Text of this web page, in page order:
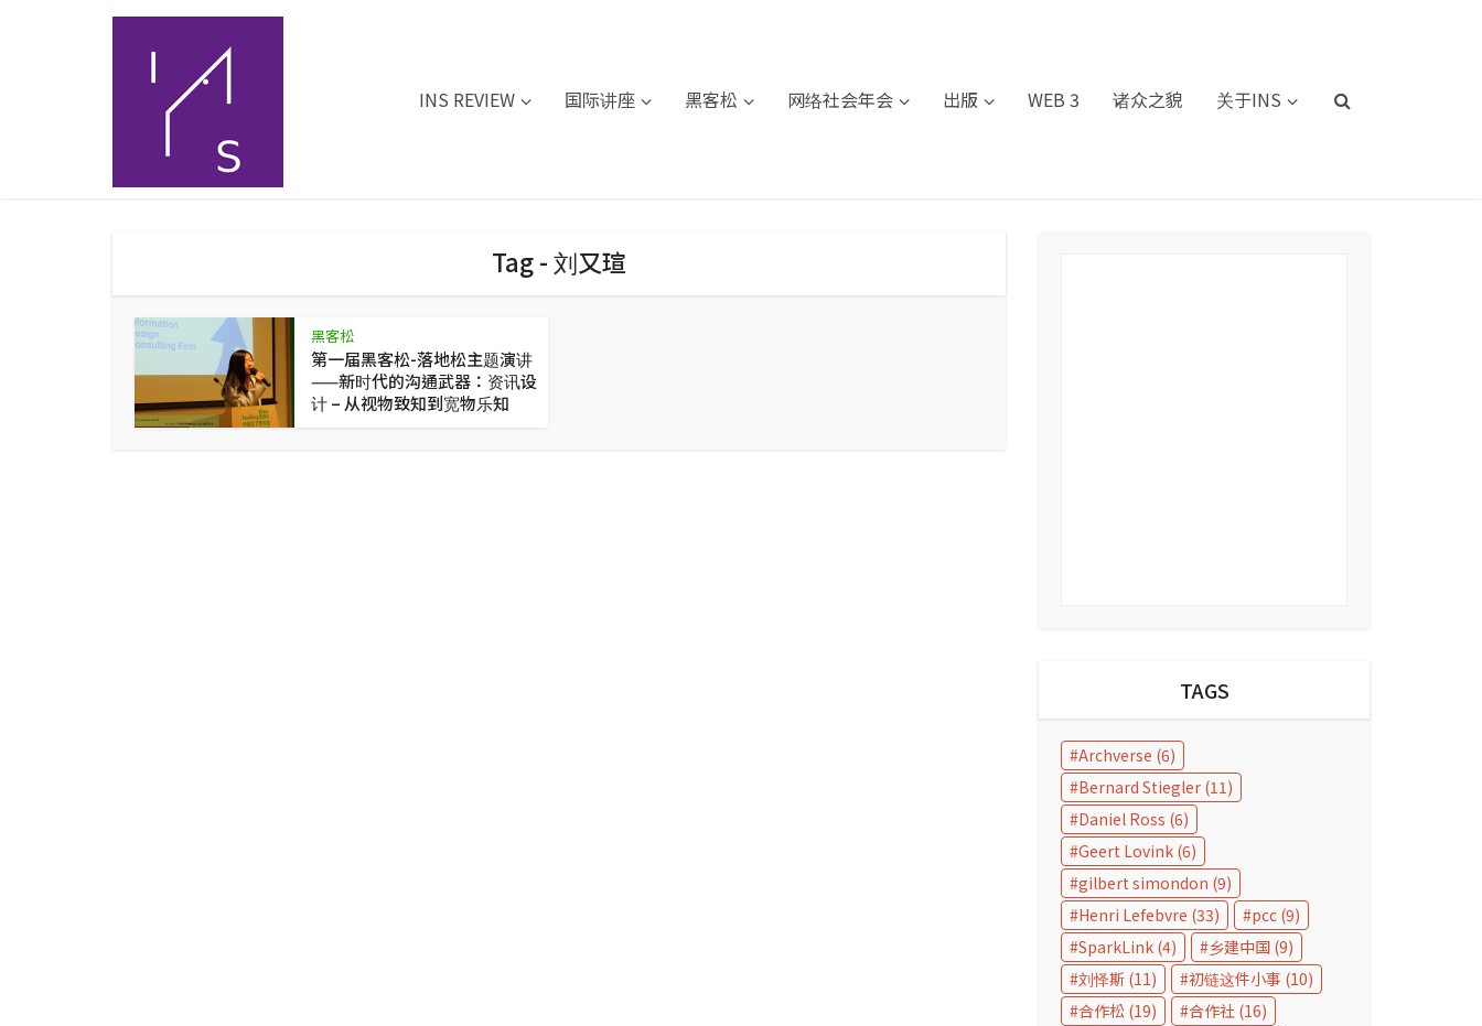
INS REVIEW 国际讲座 黑客松 网络社会年会 出版 WEB 3 诸众之貌 关于INS
Tag - 刘又瑄
黑客松
第一届黑客松-落地松主题演讲
——新时代的沟通武器：资讯设
计 – 从视物致知到宽物乐知
TAGS
Archverse (6)
Bernard Stiegler (11)
Daniel Ross (6)
Geert Lovink (6)
gilbert simondon (9)
Henri Lefebvre (33) pcc (9)
SparkLink (4) 乡建中国 (9)
刘怿斯 (11) 初链这件小事 (10)
合作松 (19) 合作社 (16)